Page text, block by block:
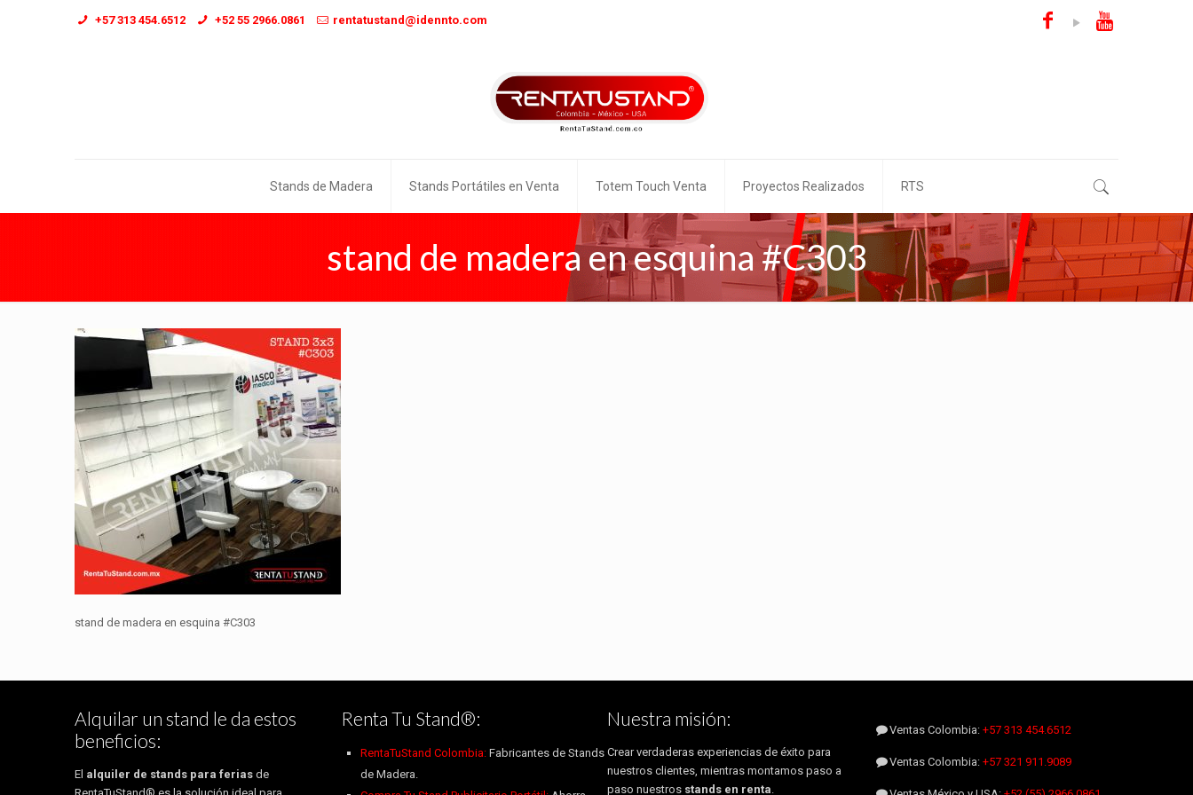
+57 313 454.6512 +52 55 2966.0861 rentatustand@idennto.com
Stands de Madera Stands Portátiles en Venta Totem Touch Venta Proyectos Realizados RTS
stand de madera en esquina #C303
stand de madera en esquina #C303
Alquilar un stand le da estos
beneficios:
El alquiler de stands para ferias de
Renta Tu Stand®:
RentaTuStand Colombia:Fabricantes de Stands
de Madera.
Nuestra misión:
Crear verdaderas experiencias de éxito para
nuestros clientes, mientras montamos paso a
paso nuestros stands en renta.
Ventas Colombia:+57 313 454.6512
Ventas Colombia:+57 321 911.9089